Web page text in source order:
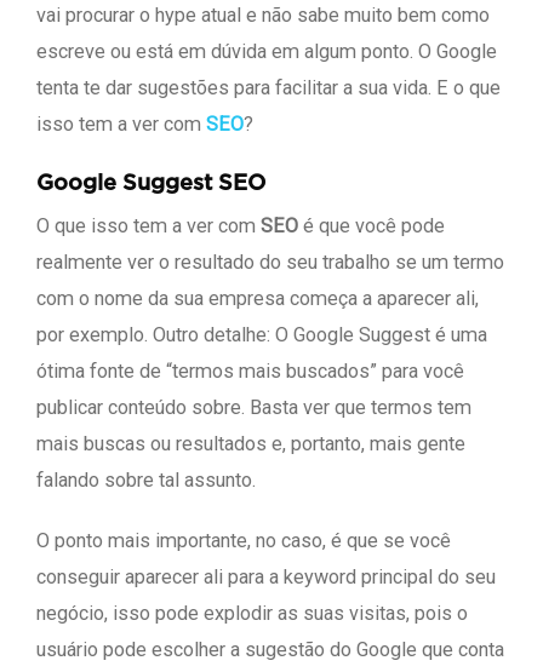
vai procurar o hype atual e não sabe muito bem como
escreve ou está em dúvida em algum ponto. O Google
tenta te dar sugestões para facilitar a sua vida. E o que
isso tem a ver com SEO?
Google Suggest SEO
O que isso tem a ver com SEO é que você pode
realmente ver o resultado do seu trabalho se um termo
com o nome da sua empresa começa a aparecer ali,
por exemplo. Outro detalhe: O Google Suggest é uma
ótima fonte de “termos mais buscados” para você
publicar conteúdo sobre. Basta ver que termos tem
mais buscas ou resultados e, portanto, mais gente
falando sobre tal assunto.
O ponto mais importante, no caso, é que se você
conseguir aparecer ali para a keyword principal do seu
negócio, isso pode explodir as suas visitas, pois o
usuário pode escolher a sugestão do Google que conta